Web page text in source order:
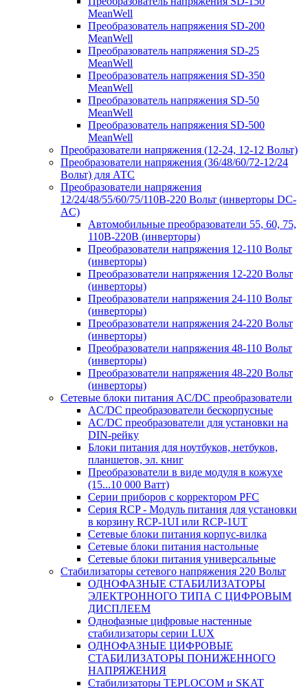
MeanWell
Преобразователь напряжения SD-200
MeanWell
Преобразователь напряжения SD-25
MeanWell
Преобразователь напряжения SD-350
MeanWell
Преобразователь напряжения SD-50
MeanWell
Преобразователь напряжения SD-500
MeanWell
Преобразователи напряжения (12-24, 12-12 Вольт)
Преобразователи напряжения (36/48/60/72-12/24
Вольт) для АТС
Преобразователи напряжения
12/24/48/55/60/75/110В-220 Вольт (инверторы DC-
AC)
Автомобильные преобразователи 55, 60, 75,
110В-220В (инверторы)
Преобразователи напряжения 12-110 Вольт
(инверторы)
Преобразователи напряжения 12-220 Вольт
(инверторы)
Преобразователи напряжения 24-110 Вольт
(инверторы)
Преобразователи напряжения 24-220 Вольт
(инверторы)
Преобразователи напряжения 48-110 Вольт
(инверторы)
Преобразователи напряжения 48-220 Вольт
(инверторы)
Сетевые блоки питания AC/DC преобразователи
AC/DC преобразователи бескорпусные
AC/DC преобразователи для установки на
DIN-рейку
Блоки питания для ноутбуков, нетбуков,
планшетов, эл. книг
Преобразователи в виде модуля в кожухе
(15...10 000 Ватт)
Серии приборов с корректором PFC
Серия RCP - Модуль питания для установки
в корзину RCP-1UI или RCP-1UT
Сетевые блоки питания корпус-вилка
Сетевые блоки питания настольные
Сетевые блоки питания универсальные
Стабилизаторы сетевого напряжения 220 Вольт
ОДНОФАЗНЫЕ СТАБИЛИЗАТОРЫ
ЭЛЕКТРОННОГО ТИПА С ЦИФРОВЫМ
ДИСПЛЕЕМ
Однофазные цифровые настенные
стабилизаторы серии LUX
ОДНОФАЗНЫЕ ЦИФРОВЫЕ
СТАБИЛИЗАТОРЫ ПОНИЖЕННОГО
НАПРЯЖЕНИЯ
Стабилизаторы TEPLOCOM и SKAT